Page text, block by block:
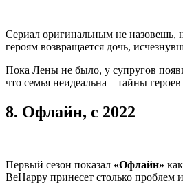
Сериал оригинальным не назовешь,
героям возвращается дочь,
Пока Лены не было, у супругов
что семья неидеальна – тайны
8. Офлайн, с 2022
Первый сезон показал «Офлайн»
BeHappy принесет столько